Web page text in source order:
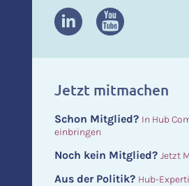
Jetzt mitmachen
Schon Mitglied? In Hub
einbringen
Noch kein Mitglied? Jetzt
Aus der Politik? Hub-